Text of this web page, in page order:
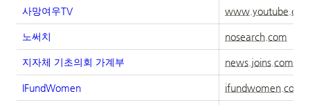
사망여우TV www.youtube.com
노써치 nosearch.com
지자체 기초의회 가계부 news.joins.com
IFundWomen ifundwomen.com